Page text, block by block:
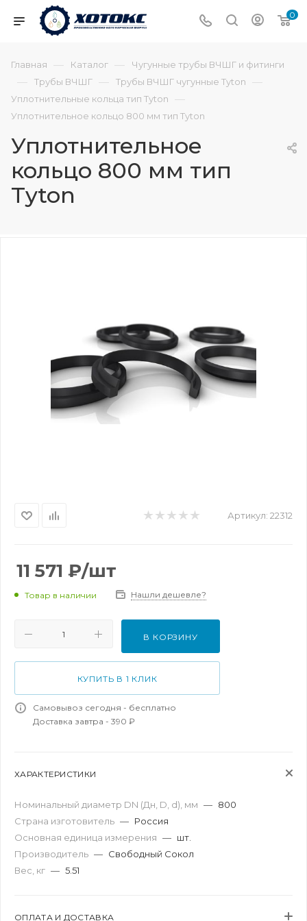
0
Главная — Каталог — Чугунные трубы ВЧШГ и фитинги
— Трубы ВЧШГ — Трубы ВЧШГ чугунные Tyton —
Уплотнительные кольца тип Tyton —
Уплотнительное кольцо 800 мм тип Tyton
Уплотнительное
кольцо 800 мм тип
Tyton
Артикул: 22312
11 571 ₽/шт
Товар в наличии Нашли дешевле?
В КОРЗИНУ
КУПИТЬ В 1 КЛИК
Самовывоз сегодня - бесплатно
Доставка завтра - 390 ₽
ХАРАКТЕРИСТИКИ
Номинальный диаметр DN (Дн, D, d), мм — 800
Страна изготовитель — Россия
Основная единица измерения — шт.
Производитель — Свободный Сокол
Вес, кг — 5.51
ОПЛАТА И ДОСТАВКА